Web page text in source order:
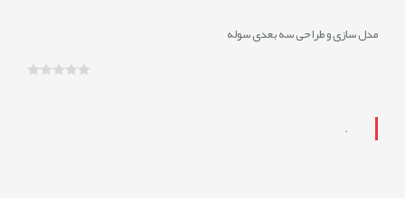
مدل سازی و طراحی سه بعدی سوله
.